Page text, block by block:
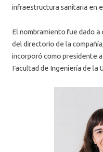
infraestructura sanitaria en
El nombramiento fue dado
del directorio de la
incorporó como presidente
Facultad de Ingeniería de la